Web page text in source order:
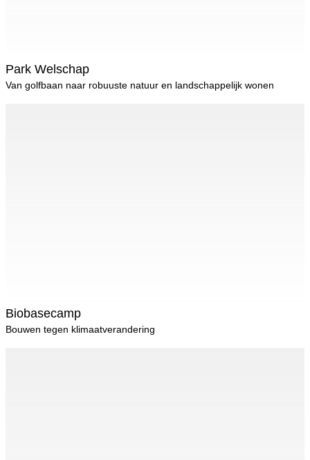
Park Welschap
Van golfbaan naar robuuste natuur en landschappelijk wonen
Biobasecamp
Bouwen tegen klimaatverandering